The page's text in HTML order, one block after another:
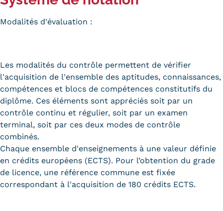
Modalités d'évaluation :
Les modalités du contrôle permettent de vérifier
l'acquisition de l'ensemble des aptitudes, connaissances,
compétences et blocs de compétences constitutifs du
diplôme. Ces éléments sont appréciés soit par un
contrôle continu et régulier, soit par un examen
terminal, soit par ces deux modes de contrôle
combinés.
Chaque ensemble d'enseignements à une valeur définie
en crédits européens (ECTS). Pour l’obtention du grade
de licence, une référence commune est fixée
correspondant à l'acquisition de 180 crédits ECTS.